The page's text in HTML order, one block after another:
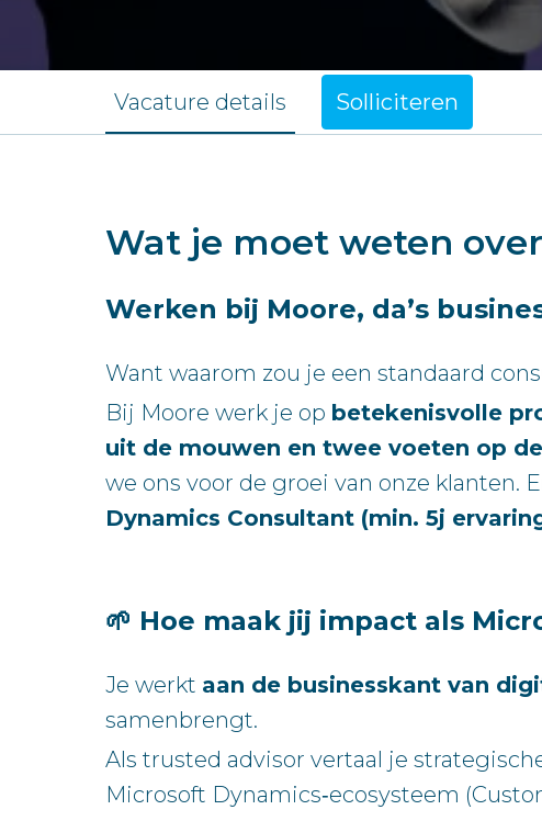
Vacature details Solliciteren
Wat je moet weten
Werken bij Moore, da’s
Want waarom zou je een standaard
Bij Moore werk je op betekenisvolle
uit de mouwen en twee voeten op
we ons voor de groei van onze klanten.
Dynamics Consultant (min. 5j
🌱 Hoe maak jij impact als
Je werkt aan de businesskant van
samenbrengt.
Als trusted advisor vertaal je
Microsoft Dynamics‑ecosysteem